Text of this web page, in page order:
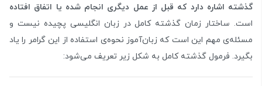
گذشته اشاره دارد که قبل از عمل دیگری انجام شده یا اتفاق افتاده
است. ساختار زمان گذشته کامل در زبان انگلیسی پچیده نیست و
مسئله‌ی مهم این است که زبان‌آموز نحوه‌ی استفاده از این گرامر را یاد
بگیرد. فرمول گذشته کامل به شکل زیر تعریف می‌شود: